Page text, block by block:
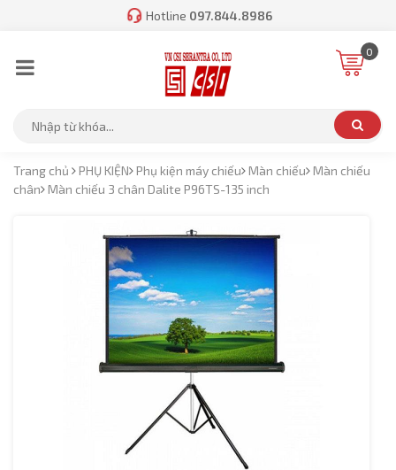
Hotline 097.844.8986
0
Trang chủ PHỤ KIỆN Phụ kiện máy chiếu Màn chiếu Màn chiếu
chân Màn chiếu 3 chân Dalite P96TS-135 inch